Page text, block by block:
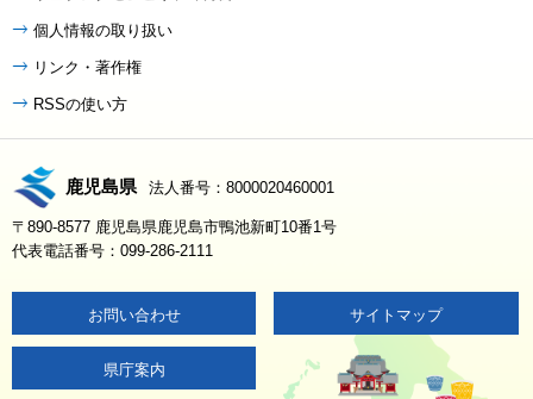
個人情報の取り扱い
リンク・著作権
RSSの使い方
鹿児島県 法人番号：8000020460001
〒890-8577 鹿児島県鹿児島市鴨池新町10番1号
代表電話番号：099-286-2111
お問い合わせ サイトマップ
県庁案内